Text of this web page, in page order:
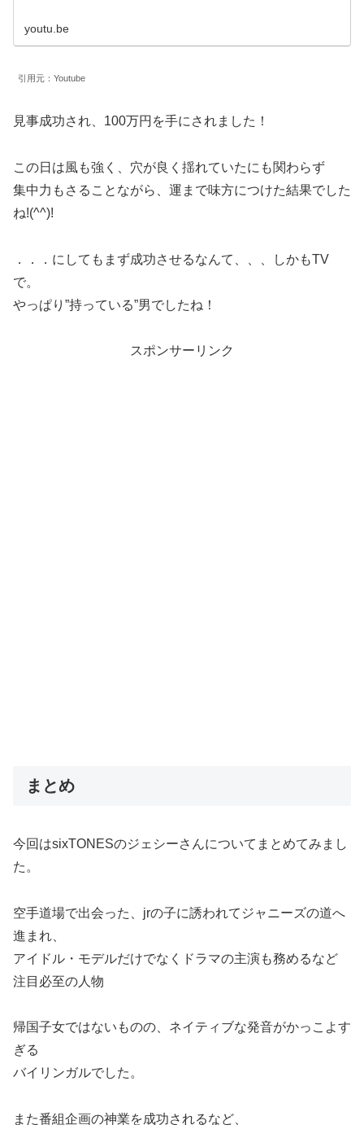
youtu.be
引用元：Youtube
見事成功され、100万円を手にされました！
この日は風も強く、穴が良く揺れていたにも関わらず
集中力もさることながら、運まで味方につけた結果でした
ね!(^^)!
．．．にしてもまず成功させるなんて、、、しかもTV
で。
やっぱり”持っている”男でしたね！
スポンサーリンク
まとめ
今回はsixTONESのジェシーさんについてまとめてみまし
た。
空手道場で出会った、jrの子に誘われてジャニーズの道へ
進まれ、
アイドル・モデルだけでなくドラマの主演も務めるなど
注目必至の人物
帰国子女ではないものの、ネイティブな発音がかっこよす
ぎる
バイリンガルでした。
また番組企画の神業を成功されるなど、